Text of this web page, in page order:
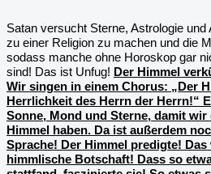
Satan versucht Sterne, Astrologie
zu einer Religion zu machen und die
sodass manche ohne Horoskop gar
sind! Das ist Unfug! Der Himmel
Wir singen in einem Chorus: „Der
Herrlichkeit des Herrn der Herrn!“
Sonne, Mond und Sterne, damit
Himmel haben. Da ist außerdem
Sprache! Der Himmel predigte!
himmlische Botschaft! Dass so